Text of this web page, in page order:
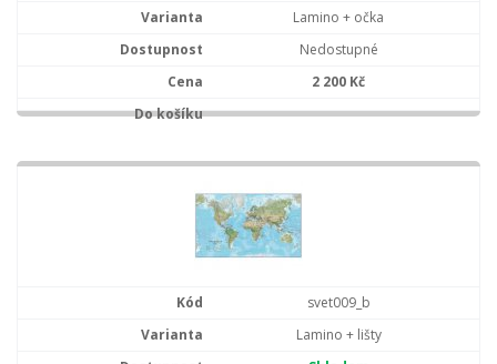
Lamino + očka
Nedostupné
2 200 Kč
svet009_b
Lamino + lišty